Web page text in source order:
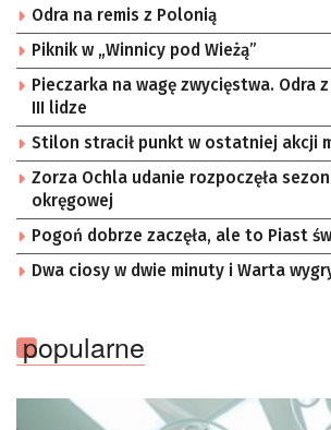
Odra na remis z Polonią
Piknik w „Winnicy pod Wieżą”
Pieczarka na wagę zwycięstwa. Odra
III lidze
Stilon stracił punkt w ostatniej akcji
Zorza Ochla udanie rozpoczęła
okręgowej
Pogoń dobrze zaczęła, ale to Piast
Dwa ciosy w dwie minuty i Warta
popularne